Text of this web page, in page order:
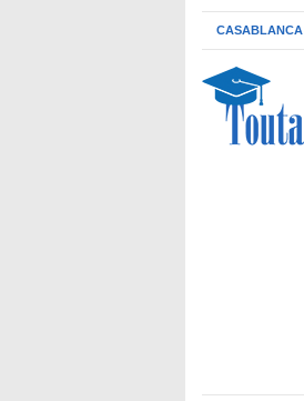
CASABLANCA